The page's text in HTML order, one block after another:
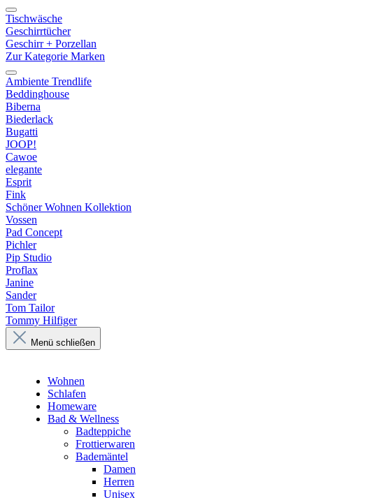
Tischwäsche
Geschirrtücher
Geschirr + Porzellan
Zur Kategorie Marken
Ambiente Trendlife
Beddinghouse
Biberna
Biederlack
Bugatti
JOOP!
Cawoe
elegante
Esprit
Fink
Schöner Wohnen Kollektion
Vossen
Pad Concept
Pichler
Pip Studio
Proflax
Janine
Sander
Tom Tailor
Tommy Hilfiger
Menü schließen
Wohnen
Schlafen
Homeware
Bad & Wellness
Badteppiche
Frottierwaren
Bademäntel
Damen
Herren
Unisex